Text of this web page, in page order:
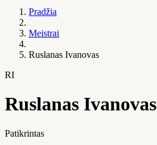
Pradžia
Meistrai
Ruslanas Ivanovas
RI
Ruslanas Ivanovas
Patikrintas